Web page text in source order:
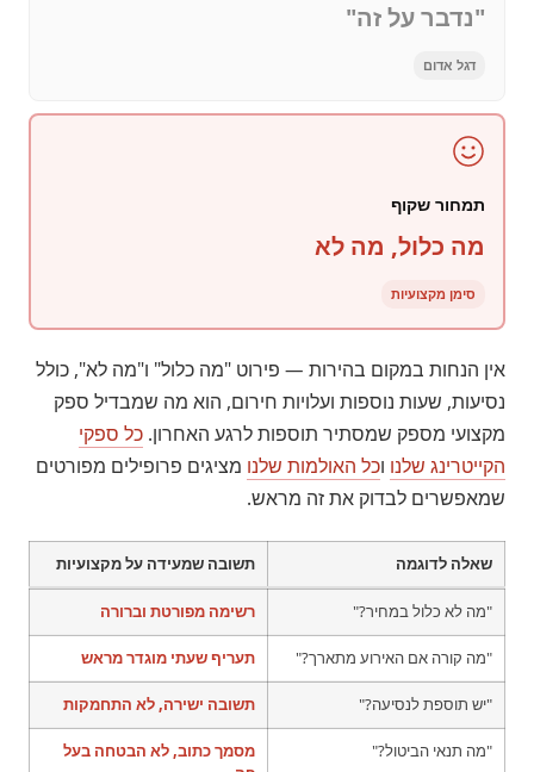
"נדבר על זה"
דגל אדום
תמחור שקוף
מה כלול, מה לא
סימן מקצועיות
אין הנחות במקום בהירות — פירוט "מה כלול" ו"מה לא", כולל
נסיעות, שעות נוספות ועלויות חירום, הוא מה שמבדיל ספק
מקצועי מספק שמסתיר תוספות לרגע האחרון. כל ספקי
הקייטרינג שלנו וכל האולמות שלנו מציגים פרופילים מפורטים
שמאפשרים לבדוק את זה מראש.
שאלה לדוגמה תשובה שמעידה על מקצועיות
"מה לא כלול במחיר?" רשימה מפורטת וברורה
"מה קורה אם האירוע מתארך?" תעריף שעתי מוגדר מראש
"יש תוספת לנסיעה?" תשובה ישירה, לא התחמקות
"מה תנאי הביטול?"
מסמך כתוב, לא הבטחה בעל